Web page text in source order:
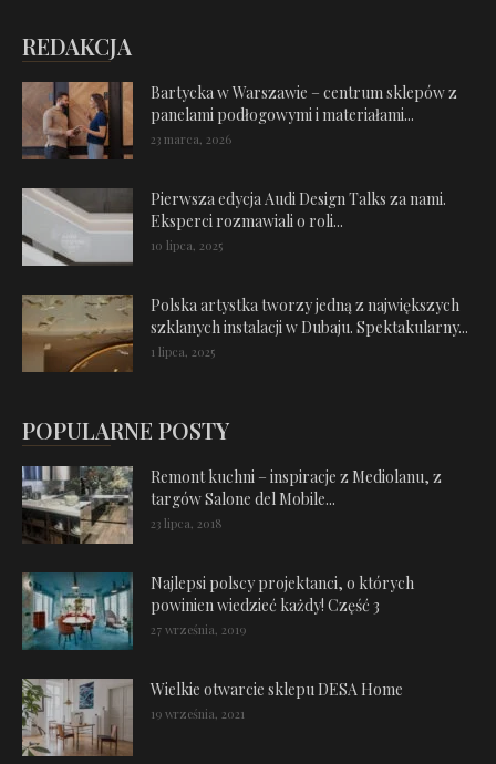
REDAKCJA
Bartycka w Warszawie – centrum sklepów z
panelami podłogowymi i materiałami...
23 marca, 2026
Pierwsza edycja Audi Design Talks za nami.
Eksperci rozmawiali o roli...
10 lipca, 2025
Polska artystka tworzy jedną z największych
szklanych instalacji w Dubaju. Spektakularny...
1 lipca, 2025
POPULARNE POSTY
Remont kuchni – inspiracje z Mediolanu, z
targów Salone del Mobile...
23 lipca, 2018
Najlepsi polscy projektanci, o których
powinien wiedzieć każdy! Część 3
27 września, 2019
Wielkie otwarcie sklepu DESA Home
19 września, 2021